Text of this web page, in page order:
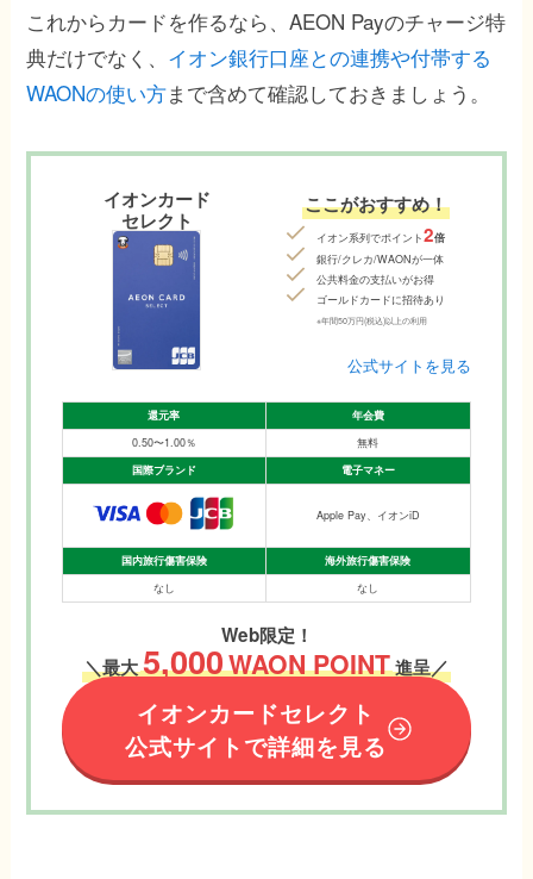
これからカードを作るなら、AEON Payのチャージ特
典だけでなく、 イオン銀行口座との連携や付帯する
WAONの使い方まで含めて確認しておきましょう。
イオンカード
セレクト
ここがおすすめ！
イオン系列でポイント2倍
銀行/クレカ/WAONが一体
公共料金の支払いがお得
ゴールドカードに招待あり
※年間50万円(税込)以上の利用
公式サイトを見る
還元率
年会費
0.50〜1.00％
無料
国際ブランド
電子マネー
Apple Pay、イオンiD
国内旅行傷害保険
海外旅行傷害保険
なし
なし
Web限定！
＼最大5,000WAON POINT進呈／
イオンカードセレクト
公式サイトで詳細を見る